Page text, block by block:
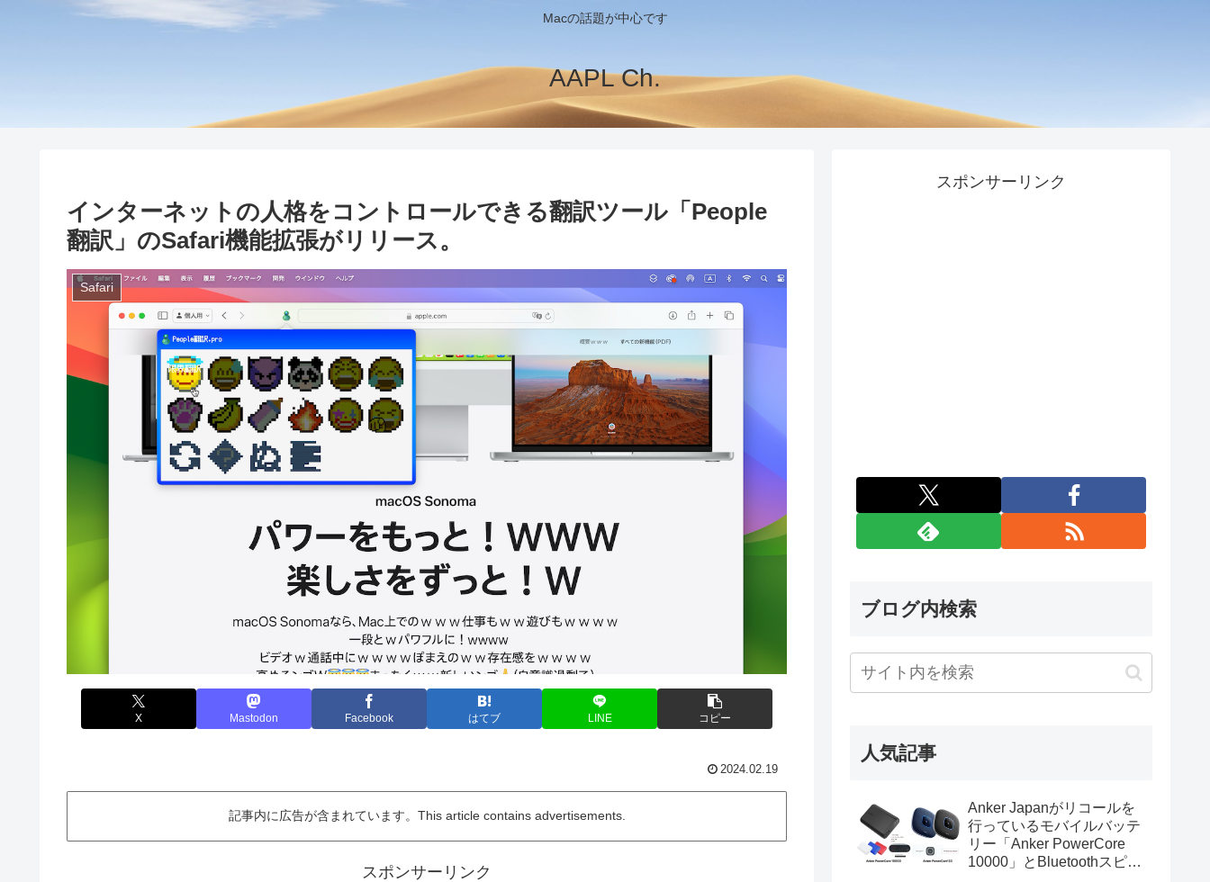
Macの話題が中心です
AAPL Ch.
インターネットの人格をコントロールできる翻訳ツール「People
翻訳」のSafari機能拡張がリリース。
Safari
X Mastodon Facebook はてブ LINE コピー
2024.02.19
記事内に広告が含まれています。This article contains advertisements.
スポンサーリンク
スポンサーリンク
ブログ内検索
人気記事
Anker Japanがリコールを
行っているモバイルバッテ
リー「Anker PowerCore
10000」とBluetoothスピー